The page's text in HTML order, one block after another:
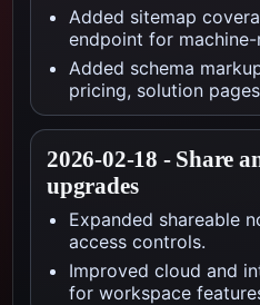
Added sitemap
endpoint for
Added schema
pricing, solution
2026-02-18 - Share
upgrades
Expanded shareable
access controls.
Improved cloud and
for workspace